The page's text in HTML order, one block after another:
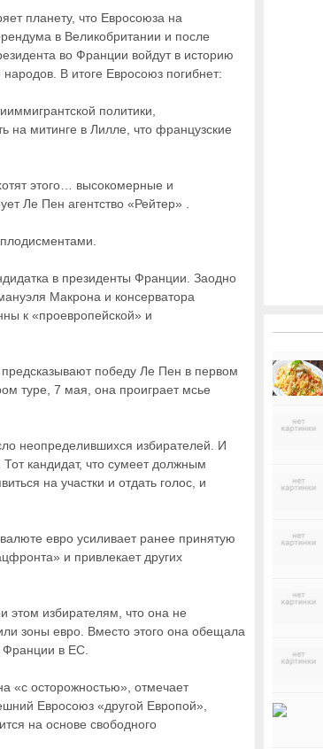
планету, что Евросоюза на
в Великобритании и после
во Франции войдут в историю
В итоге Евросоюз погибнет:
политики,
на митинге в Лилле, что французские
этого… высокомерные и
Ле Пен агентство «Рейтер» .
в президенты Франции. Заодно
Макрона и консерватора
к «проевропейской» и
победу Ле Пен в первом
туре, 7 мая, она проиграет мсье
неопределившихся избирателей. И
Тот кандидат, что сумеет должным
на участки и отдать голос, и
евро усиливает ранее принятую
и привлекает других
этом избирателям, что она не
зоны евро. Вместо этого она обещала
Франции в ЕС.
«с осторожностью», отмечает
Евросоюз «другой Европой»,
на основе свободного